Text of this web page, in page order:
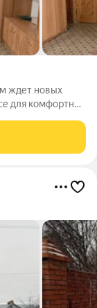
ждет новых
для комфортной
К дому